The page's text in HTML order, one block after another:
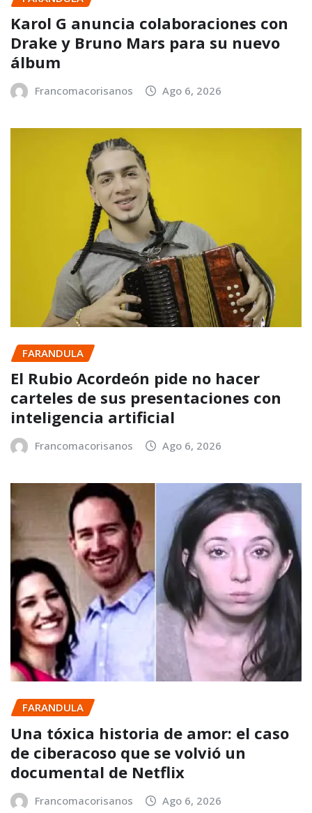
Karol G anuncia colaboraciones con
Drake y Bruno Mars para su nuevo
álbum
Francomacorisanos Ago 6, 2026
FARANDULA
El Rubio Acordeón pide no hacer
carteles de sus presentaciones con
inteligencia artificial
Francomacorisanos Ago 6, 2026
FARANDULA
Una tóxica historia de amor: el caso
de ciberacoso que se volvió un
documental de Netflix
Francomacorisanos Ago 6, 2026